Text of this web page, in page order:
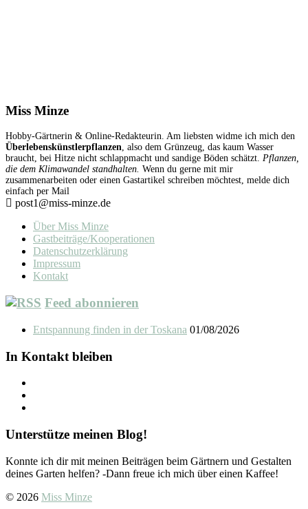
Miss Minze
Hobby-Gärtnerin & Online-Redakteurin. Am liebsten widme ich mich den
Überlebenskünstlerpflanzen, also dem Grünzeug, das kaum Wasser
braucht, bei Hitze nicht schlappmacht und sandige Böden schätzt. Pflanzen,
die dem Klimawandel standhalten. Wenn du gerne mit mir
zusammenarbeiten oder einen Gastartikel schreiben möchtest, melde dich
einfach per Mail
post1@miss-minze.de
Über Miss Minze
Gastbeiträge/Kooperationen
Datenschutzerklärung
Impressum
Kontakt
Feed abonnieren
Entspannung finden in der Toskana 01/08/2026
In Kontakt bleiben
Unterstütze meinen Blog!
Konnte ich dir mit meinen Beiträgen beim Gärtnern und Gestalten
deines Garten helfen? -Dann freue ich mich über einen Kaffee!
© 2026 Miss Minze